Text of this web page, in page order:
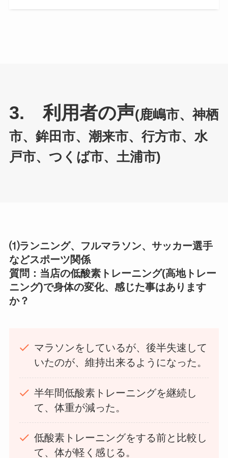
3. 利用者の声(鹿嶋市、神栖
市、鉾田市、潮来市、行方市、水
戸市、つくば市、土浦市)
⑴ランニング、フルマラソン、サッカー選手
などスポーツ関係
質問：当店の低酸素トレーニング(高地トレー
ニング)で身体の変化、感じた事はあります
か？
マラソンをしているが、後半失速して
いたのが、維持出来るようになった。
半年間低酸素トレーニングを継続し
て、体重が減った。
低酸素トレーニングをする前と比較し
て、体が軽く感じる。